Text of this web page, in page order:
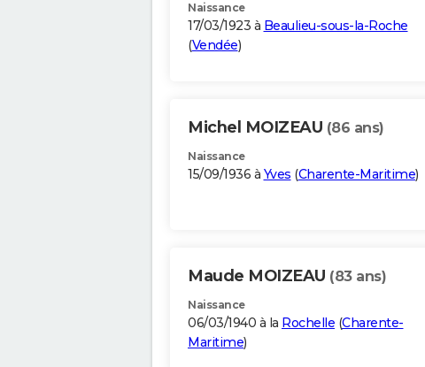
Naissance
17/03/1923 à Beaulieu-sous-la-Roche
(Vendée)
Michel MOIZEAU (86 ans)
Naissance
15/09/1936 à Yves (Charente-Maritime)
Maude MOIZEAU (83 ans)
Naissance
06/03/1940 à la Rochelle (Charente-
Maritime)